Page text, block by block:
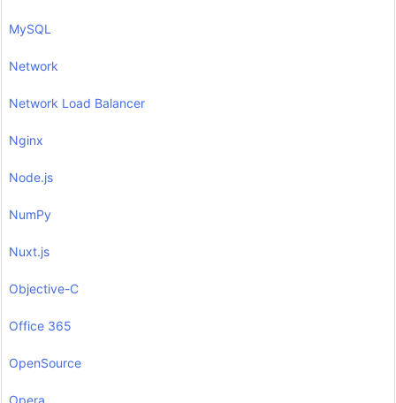
MySQL
Network
Network Load Balancer
Nginx
Node.js
NumPy
Nuxt.js
Objective-C
Office 365
OpenSource
Opera